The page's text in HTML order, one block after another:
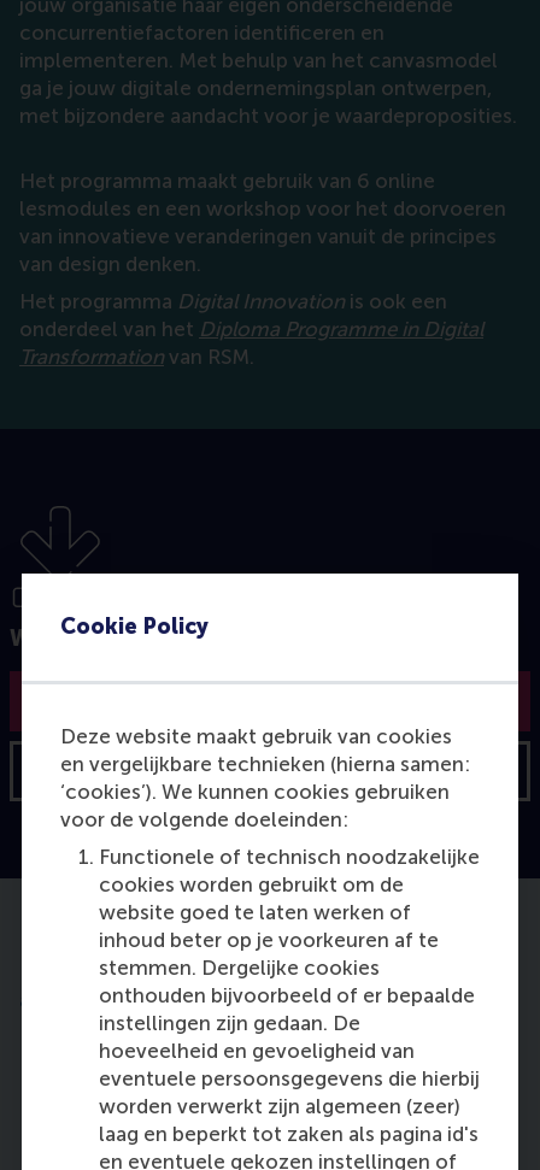
Cookie Policy
Deze website maakt gebruik van cookies
en vergelijkbare technieken (hierna samen:
‘cookies’). We kunnen cookies gebruiken
voor de volgende doeleinden:
Functionele of technisch noodzakelijke
cookies worden gebruikt om de
website goed te laten werken of
inhoud beter op je voorkeuren af te
stemmen. Dergelijke cookies
onthouden bijvoorbeeld of er bepaalde
instellingen zijn gedaan. De
hoeveelheid en gevoeligheid van
eventuele persoonsgegevens die hierbij
worden verwerkt zijn algemeen (zeer)
laag en beperkt tot zaken als pagina id's
en eventuele gekozen instellingen of
jouw organisatie haar eigen onderscheidende
concurrentiefactoren identificeren en
implementeren. Met behulp van het canvasmodel
ga je jouw digitale ondernemingsplan ontwerpen,
met bijzondere aandacht voor je waardeproposities.
Het programma maakt gebruik van 6 online
lesmodules en een workshop voor het doorvoeren
van innovatieve veranderingen vanuit de principes
van design denken.
Het programma Digital Innovation is ook een
onderdeel van het Diploma Programme in Digital
Transformation van RSM.
Wilt u meer weten?
Neem contact op
Leerdoelen
Na de Engelstalige cursus ben je een betere
adviseur op het gebied van digitale innovatie.
Je herkent huidige en toekomstige
disruptieve digitale technologieën
en schat het effect daarvan op het